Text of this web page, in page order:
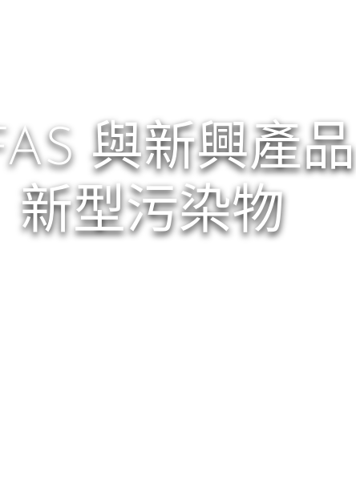
與新興產品
新型污染物